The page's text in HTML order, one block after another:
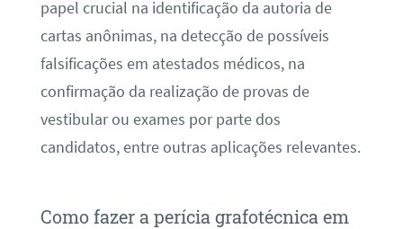
papel crucial na identificação da autoria de
cartas anônimas, na detecção de possíveis
falsificações em atestados médicos, na
confirmação da realização de provas de
vestibular ou exames por parte dos
candidatos, entre outras aplicações relevantes.
Como fazer a perícia grafotécnica em